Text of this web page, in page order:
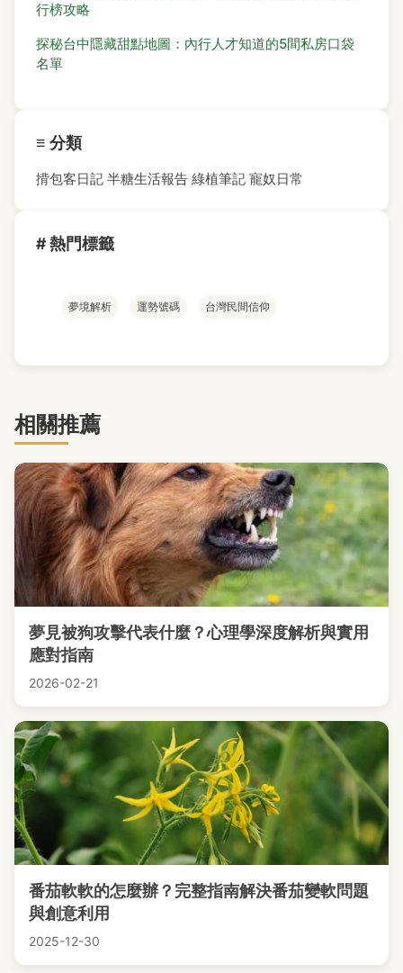
行榜攻略
探秘台中隱藏甜點地圖：內行人才知道的5間私房口袋
名單
≡ 分類
揹包客日記 半糖生活報告 綠植筆記 寵奴日常
# 熱門標籤
夢境解析 運勢號碼 台灣民間信仰
相關推薦
夢見被狗攻擊代表什麼？心理學深度解析與實用
應對指南
2026-02-21
番茄軟軟的怎麼辦？完整指南解決番茄變軟問題
與創意利用
2025-12-30